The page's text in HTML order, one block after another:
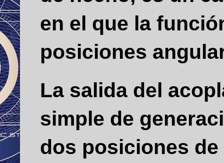
en el que la
posiciones
La salida del
simple de
dos posiciones